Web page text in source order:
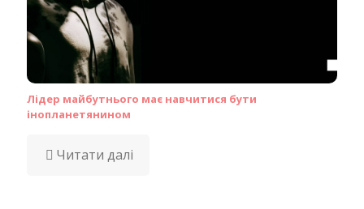
Лідер майбутнього має навчитися бути
інопланетянином
Читати далі